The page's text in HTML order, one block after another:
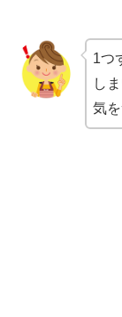
1つ
し
気